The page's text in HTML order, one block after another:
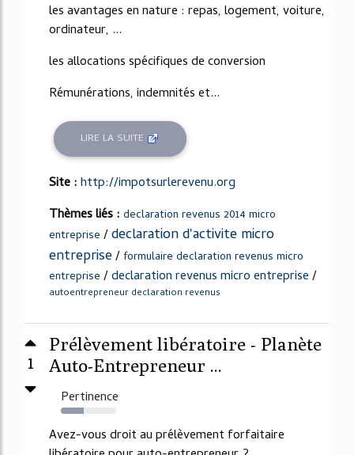
les avantages en nature : repas, logement, voiture,
ordinateur, ...
les allocations spécifiques de conversion
Rémunérations, indemnités et...
LIRE LA SUITE
Site :http://impotsurlerevenu.org
Thèmes liés : declaration revenus 2014 micro
entreprise /declaration d'activite micro
entreprise/formulaire declaration revenus micro
entreprise /declaration revenus micro entreprise/
autoentrepreneur declaration revenus
1
Prélèvement libératoire - Planète
Auto-Entrepreneur ...
Pertinence
41%
Avez-vous droit au prélèvement forfaitaire